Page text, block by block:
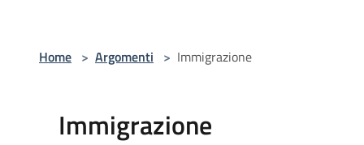
Home > Argomenti > Immigrazione
Immigrazione